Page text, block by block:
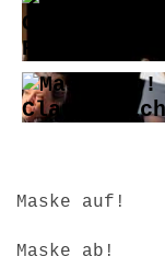
Maske auf!
Maske ab!